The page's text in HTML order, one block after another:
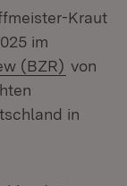
Kraut
im
(BZR) (Öffnet
von
in